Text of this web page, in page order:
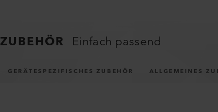
ZUBEHÖR Einfach passend
GERÄTESPEZIFISCHES ZUBEHÖR ALLGEMEINES